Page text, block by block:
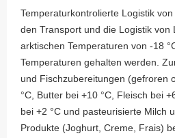
Temperaturkontrolierte Logistik
den Transport und die Logistik von
arktischen Temperaturen von -18
Temperaturen gehalten werden.
und Fischzubereitungen (gefroren
°C, Butter bei +10 °C, Fleisch bei
bei +2 °C und pasteurisierte Milch
Produkte (Joghurt, Creme, Frais)